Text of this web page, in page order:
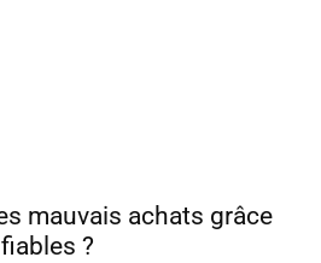
mauvais achats grâce
?